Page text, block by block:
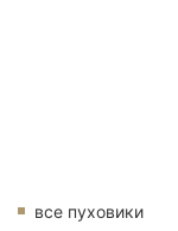
все пуховики